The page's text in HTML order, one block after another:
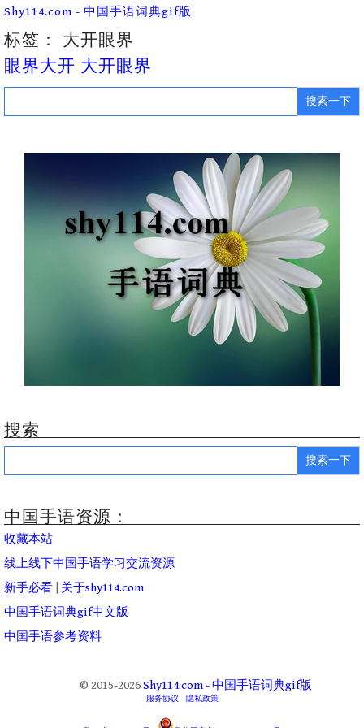
Skip
content
Shy114.com - 中国手语词典gif版
标签： 大开眼界
眼界大开 大开眼界
Search
搜索
Search
中国手语资源：
收藏本站
线上线下中国手语学习交流资源
新手必看
关于shy114.com
中国手语词典gif中文版
中国手语参考资料
© 2015-2026Shy114.com - 中国手语词典gif版
服务协议 隐私政策